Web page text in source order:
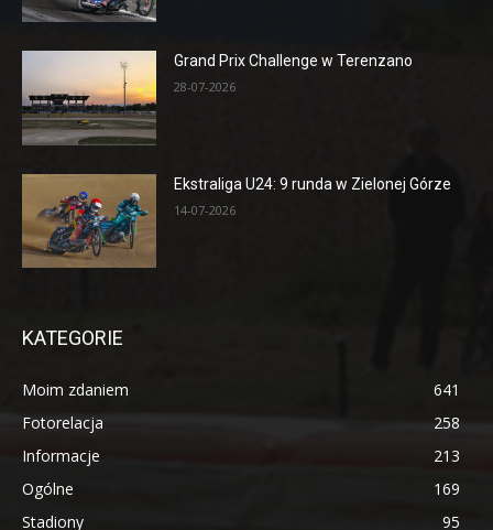
Grand Prix Challenge w Terenzano
28-07-2026
Ekstraliga U24: 9 runda w Zielonej Górze
14-07-2026
KATEGORIE
Moim zdaniem
641
Fotorelacja
258
Informacje
213
Ogólne
169
Stadiony
95